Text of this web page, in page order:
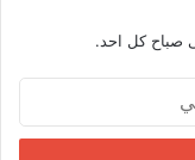
صباح كل احد.